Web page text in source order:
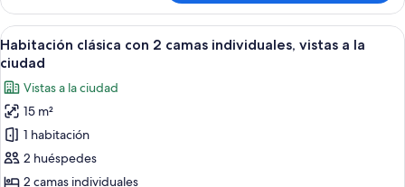
individual
clásica,
vistas
a
ciudad
Abrir
todas
las
fotos
de
Habitación
clásica
con
Habitación de hotel con tres camas,
1
Habitación clásica con 2 camas individuales, vistas a la
ciudad
Vistas a la ciudad
15 m²
1 habitación
2 huéspedes
2 camas individuales